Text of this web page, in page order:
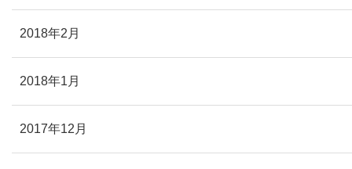
2018年2月
2018年1月
2017年12月